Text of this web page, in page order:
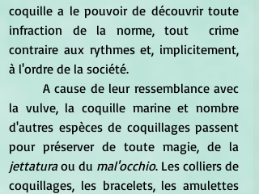
coquille a le pouvoir de découvrir toute
infraction de la norme, tout  crime
contraire aux rythmes et, implicitement,
à l'ordre de la société.
la vulve, la coquille marine et nombre
d'autres espèces de coquillages passent
jettatura ou du mal'occhio. Les colliers de
coquillages, les bracelets, les amulettes